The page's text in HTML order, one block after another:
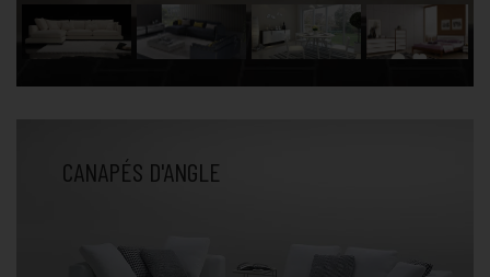
CANAPÉS D'ANGLE